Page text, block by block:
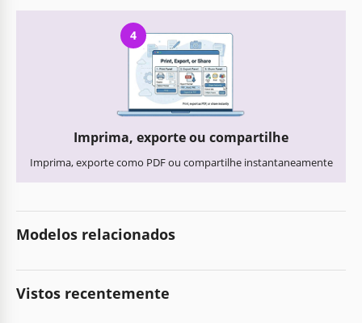
4
Imprima, exporte ou compartilhe
Imprima, exporte como PDF ou compartilhe instantaneamente
Modelos relacionados
Vistos recentemente